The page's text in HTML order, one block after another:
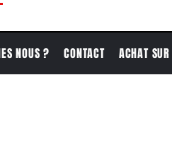
NOUS ? CONTACT ACHAT